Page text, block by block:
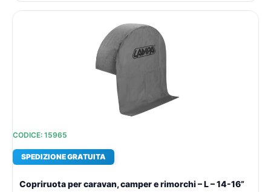
CODICE: 15965
SPEDIZIONE GRATUITA
Copriruota per caravan, camper e rimorchi – L – 14-16”
€17,45.